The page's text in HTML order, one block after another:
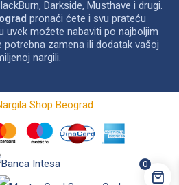
Darkside, Musthave i drugi.
pronaći ćete i svu prateću
uvek možete nabaviti po najboljim
potrebna zamena ili dodatak vašoj
nargili.
Shop Beograd
0